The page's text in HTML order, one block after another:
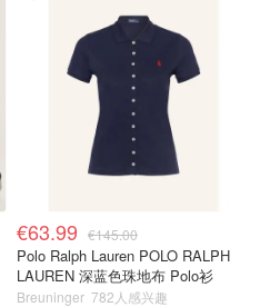
€63.99 €145.00
Polo Ralph Lauren POLO RALPH
LAUREN 深蓝色珠地布 Polo衫
Breuninger 782人感兴趣